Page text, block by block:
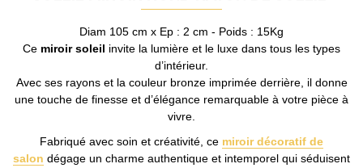
Diam 105 cm x Ep : 2 cm - Poids : 15Kg
Ce miroir soleil invite la lumière et le luxe dans tous les types
d’intérieur.
Avec ses rayons et la couleur bronze imprimée derrière, il donne
une touche de finesse et d’élégance remarquable à votre pièce à
vivre.
Fabriqué avec soin et créativité, ce miroir décoratif de
salon dégage un charme authentique et intemporel qui séduisent